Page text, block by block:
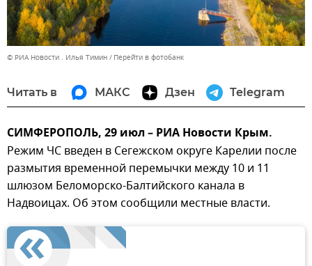
© РИА Новости . Илья Тимин Перейти в фотобанк
Читать в МАКС Дзен Telegram
СИМФЕРОПОЛЬ, 29 июл – РИА Новости Крым.
Режим ЧС введен в Сегежском округе Карелии после
размытия временной перемычки между 10 и 11
шлюзом Беломорско-Балтийского канала в
Надвоицах. Об этом сообщили местные власти.